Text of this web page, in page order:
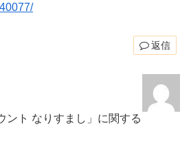
返信
ント なりすまし」に関する